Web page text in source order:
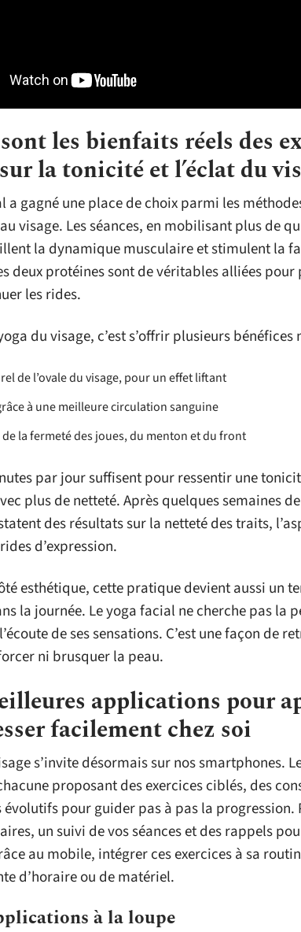
les bienfaits réels des
la tonicité et l’éclat du
a gagné une place de choix parmi les
visage. Les séances, en mobilisant plus de
la dynamique musculaire et stimulent la
deux protéines sont de véritables alliées
les rides.
du visage, c’est s’offrir plusieurs bénéfices
de l’ovale du visage, pour un effet liftant
à une meilleure circulation sanguine
la fermeté des joues, du menton et du front
par jour suffisent pour ressentir une
plus de netteté. Après quelques semaines
des résultats sur la netteté des traits,
d’expression.
esthétique, cette pratique devient aussi un
la journée. Le yoga facial ne cherche pas la
de ses sensations. C’est une façon de
ni brusquer la peau.
applications pour
facilement chez soi
s’invite désormais sur nos smartphones.
proposant des exercices ciblés, des
pour guider pas à pas la
un suivi de vos séances et des rappels
au mobile, intégrer ces exercices à sa
d’horaire ou de matériel.
à la loupe